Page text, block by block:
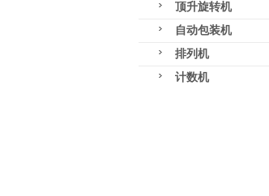
顶升旋转机
自动包装机
排列机
计数机